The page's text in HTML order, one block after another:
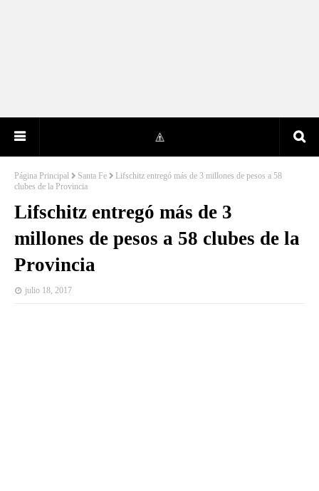
Página Principal Santa Fe
Lifschitz entregó más de 3 millones de pesos a 58
clubes de la Provincia
Lifschitz entregó más de 3
millones de pesos a 58 clubes de la
Provincia
julio 18, 2017